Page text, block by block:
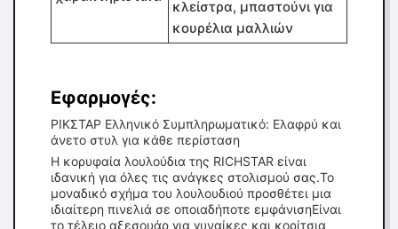
κλείστρα, μπαστούνι για
κουρέλια μαλλιών
Εφαρμογές:
ΡΙΚΣΤΑΡ Ελληνικό Συμπληρωματικό: Ελαφρύ και
άνετο στυλ για κάθε περίσταση
Η κορυφαία λουλούδια της RICHSTAR είναι
ιδανική για όλες τις ανάγκες στολισμού σας.Το
μοναδικό σχήμα του λουλουδιού προσθέτει μια
ιδιαίτερη πινελιά σε οποιαδήποτε εμφάνισηΕίναι
το τέλειο αξεσουάρ για γυναίκες και κορίτσια